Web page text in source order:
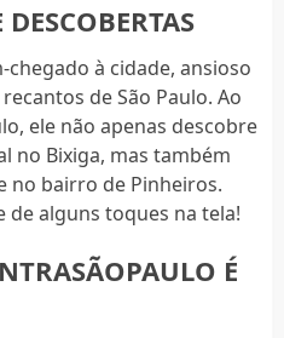
à cidade, ansioso
de São Paulo. Ao
ele não apenas descobre
no Bixiga, mas também
no bairro de Pinheiros.
de alguns toques na tela!
É